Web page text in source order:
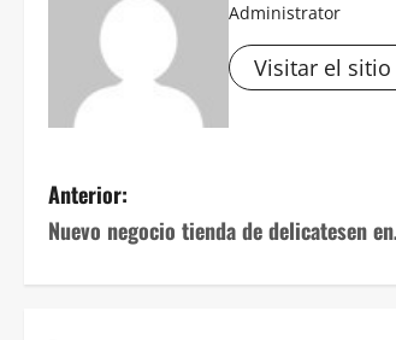
Administrator
Visitar el sitio
Navegación
de
entradas
Anterior:
Nuevo negocio tienda de delicatesen